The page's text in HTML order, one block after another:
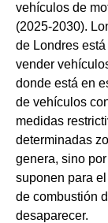
vehículos de
(2025-2030).
de Londres
vender
donde está en
de vehículos
medidas
determinadas
genera, sino
suponen para
de combustión
desaparecer.